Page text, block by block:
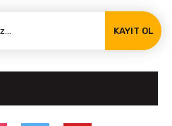
KAYIT OL